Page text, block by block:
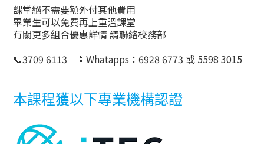
課堂絕不需要額外付其他費用
畢業生可以免費再上重溫課堂
有關更多組合優惠詳情請聯絡校務部
📞3709 6113 ｜ 📱 Whatapps ： 6928 6773 或 5598 3015
本課程獲以下專業機構認證